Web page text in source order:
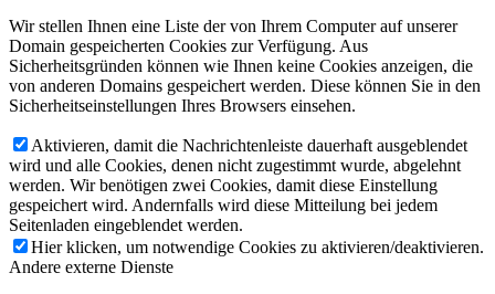
Wir stellen Ihnen eine Liste der von Ihrem Computer auf unserer
Domain gespeicherten Cookies zur Verfügung. Aus
Sicherheitsgründen können wie Ihnen keine Cookies anzeigen, die
von anderen Domains gespeichert werden. Diese können Sie in den
Sicherheitseinstellungen Ihres Browsers einsehen.
Aktivieren, damit die Nachrichtenleiste dauerhaft ausgeblendet
wird und alle Cookies, denen nicht zugestimmt wurde, abgelehnt
werden. Wir benötigen zwei Cookies, damit diese Einstellung
gespeichert wird. Andernfalls wird diese Mitteilung bei jedem
Seitenladen eingeblendet werden.
Hier klicken, um notwendige Cookies zu aktivieren/deaktivieren.
Andere externe Dienste